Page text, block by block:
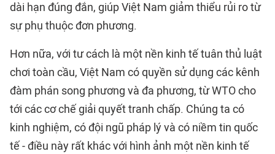
dài hạn đúng đắn, giúp Việt Nam giảm thiểu rủi ro từ
sự phụ thuộc đơn phương.
Hơn nữa, với tư cách là một nền kinh tế tuân thủ luật
chơi toàn cầu, Việt Nam có quyền sử dụng các kênh
đàm phán song phương và đa phương, từ WTO cho
tới các cơ chế giải quyết tranh chấp. Chúng ta có
kinh nghiệm, có đội ngũ pháp lý và có niềm tin quốc
tế - điều này rất khác với hình ảnh một nền kinh tế